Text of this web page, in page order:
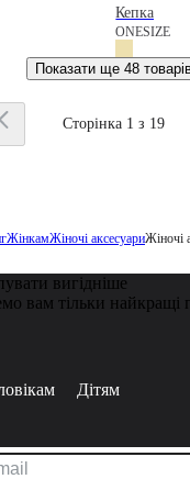
Кепка
ONESIZE
Показати ще 48
Сторінка 1 з 19
ЖінкамЖіночі аксесуариЖіночі
вигідніше
вам тільки найкращі
Дітям